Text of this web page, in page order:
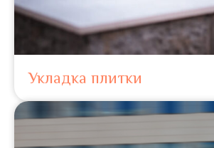
Укладка плитки